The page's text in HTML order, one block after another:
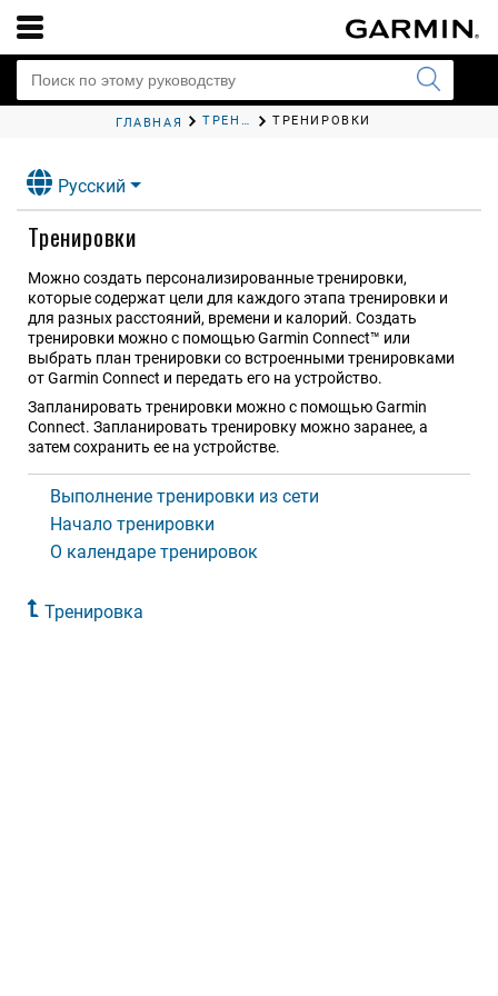
ГЛАВНАЯ ТРЕНИРОВКА ТРЕНИРОВКИ
Русский
Тренировки
Можно создать персонализированные тренировки,
которые содержат цели для каждого этапа тренировки и
для разных расстояний, времени и калорий. Создать
тренировки можно с помощью Garmin Connect™ или
выбрать план тренировки со встроенными тренировками
от Garmin Connect и передать его на устройство.
Запланировать тренировки можно с помощью Garmin
Connect. Запланировать тренировку можно заранее, а
затем сохранить ее на устройстве.
Выполнение тренировки из сети
Начало тренировки
О календаре тренировок
Тренировка